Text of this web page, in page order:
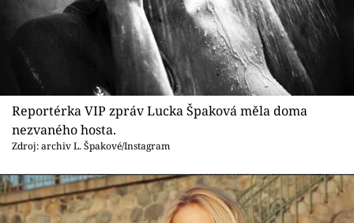
Sledujte prima+
Přihlášení
Sledujte nás
Reportérka VIP zpráv Lucka Špaková měla doma
nezvaného hosta.
Zdroj: archiv L. Špakové/Instagram